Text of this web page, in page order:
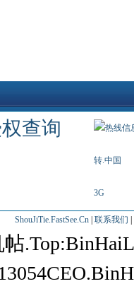
转.中国
3G
ShouJiTie.FastSee.Cn| 联系我们